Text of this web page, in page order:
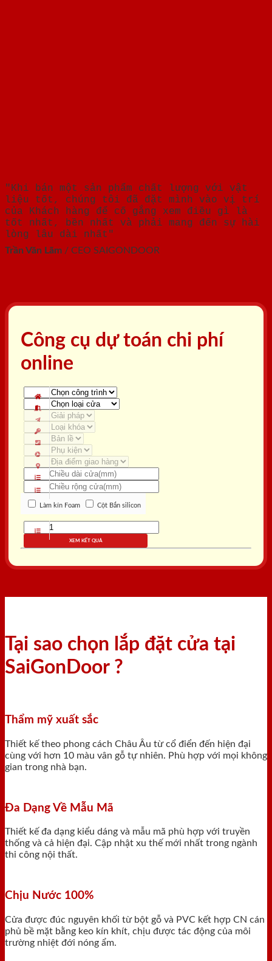
"Khi bán một sản phẩm chất lượng với vật
liệu tốt, chúng tôi đã đặt mình vào vị trí
của Khách hàng để cố gắng xem điều gì là
tốt nhất, bền nhất và phải mang đến sự hài
lòng lâu dài nhất"
Trần Văn Lãm / CEO SAIGONDOOR
Công cụ dự toán chi phí
online
Làm kín Foam Cột Bắn silicon
XEM KẾT QUẢ
Tại sao chọn lắp đặt cửa tại
SaiGonDoor ?
Thẩm mỹ xuất sắc
Thiết kế theo phong cách Châu Âu từ cổ điển đến hiện đại
cùng với hơn 10 màu vân gỗ tự nhiên. Phù hợp với mọi không
gian trong nhà bạn.
Đa Dạng Về Mẫu Mã
Thiết kế đa dạng kiểu dáng và mẫu mã phù hợp với truyền
thống và cả hiện đại. Cập nhật xu thế mới nhất trong ngành
thi công nội thất.
Chịu Nước 100%
Cửa được đúc nguyên khối từ bột gỗ và PVC kết hợp CN cán
phủ bề mặt bằng keo kín khít, chịu được tác động của môi
trường nhiệt đới nóng ẩm.